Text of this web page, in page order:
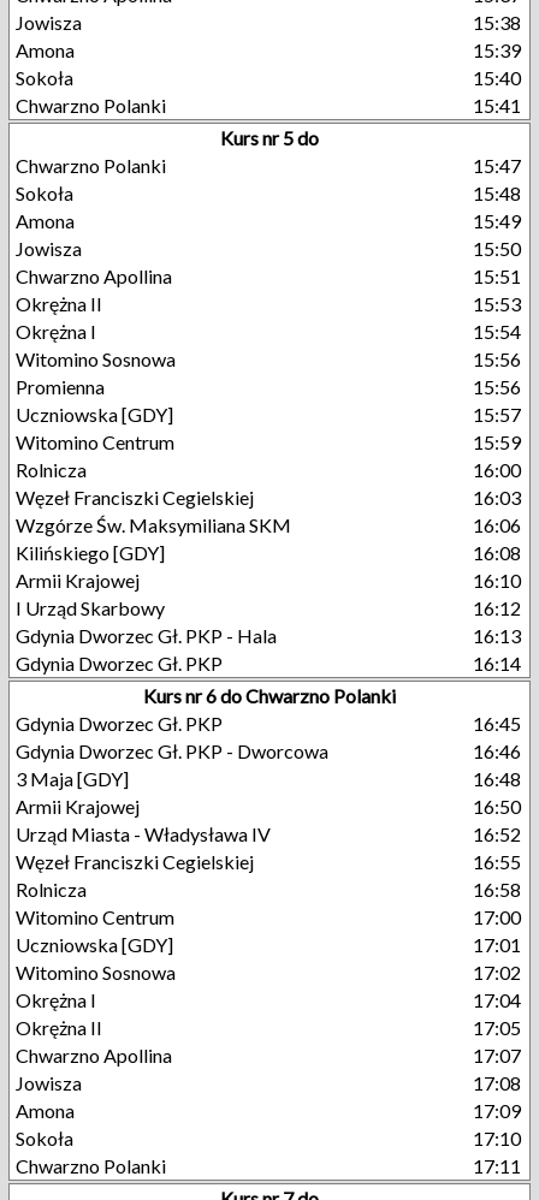
Jowisza
15:38
Amona
15:39
Sokoła
15:40
Chwarzno Polanki
15:41
Kurs nr 5 do
Chwarzno Polanki
15:47
Sokoła
15:48
Amona
15:49
Jowisza
15:50
Chwarzno Apollina
15:51
Okrężna II
15:53
Okrężna I
15:54
Witomino Sosnowa
15:56
Promienna
15:56
Uczniowska [GDY]
15:57
Witomino Centrum
15:59
Rolnicza
16:00
Węzeł Franciszki Cegielskiej
16:03
Wzgórze Św. Maksymiliana SKM
16:06
Kilińskiego [GDY]
16:08
Armii Krajowej
16:10
I Urząd Skarbowy
16:12
Gdynia Dworzec Gł. PKP - Hala
16:13
Gdynia Dworzec Gł. PKP
16:14
Kurs nr 6 do Chwarzno Polanki
Gdynia Dworzec Gł. PKP
16:45
Gdynia Dworzec Gł. PKP - Dworcowa
16:46
3 Maja [GDY]
16:48
Armii Krajowej
16:50
Urząd Miasta - Władysława IV
16:52
Węzeł Franciszki Cegielskiej
16:55
Rolnicza
16:58
Witomino Centrum
17:00
Uczniowska [GDY]
17:01
Witomino Sosnowa
17:02
Okrężna I
17:04
Okrężna II
17:05
Chwarzno Apollina
17:07
Jowisza
17:08
Amona
17:09
Sokoła
17:10
Chwarzno Polanki
17:11